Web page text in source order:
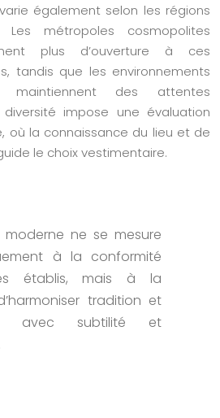
également selon les régions
métropoles cosmopolites
plus d’ouverture à ces
tandis que les environnements
maintiennent des attentes
impose une évaluation
où la connaissance du lieu et de
le choix vestimentaire.
moderne ne se mesure
à la conformité
établis, mais à la
tradition et
avec subtilité et